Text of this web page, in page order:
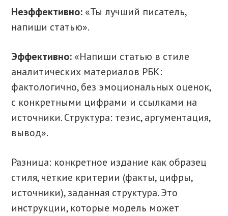
Неэффективно: «Ты лучший писатель,
напиши статью».
Эффективно: «Напиши статью в стиле
аналитических материалов РБК:
фактологично, без эмоциональных оценок,
с конкретными цифрами и ссылками на
источники. Структура: тезис, аргументация,
вывод».
Разница: конкретное издание как образец
стиля, чёткие критерии (факты, цифры,
источники), заданная структура. Это
инструкции, которые модель может